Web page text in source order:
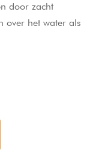
door zacht
over het water als
vind je de
100%